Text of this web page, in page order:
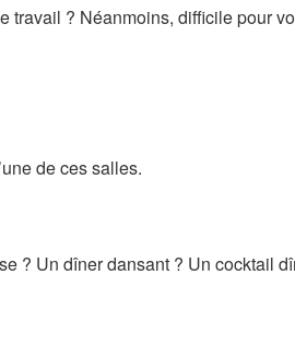
? Néanmoins, difficile pour
de ces salles.
? Un dîner dansant ? Un cocktail